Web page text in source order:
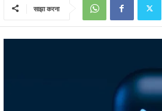
साझा करना